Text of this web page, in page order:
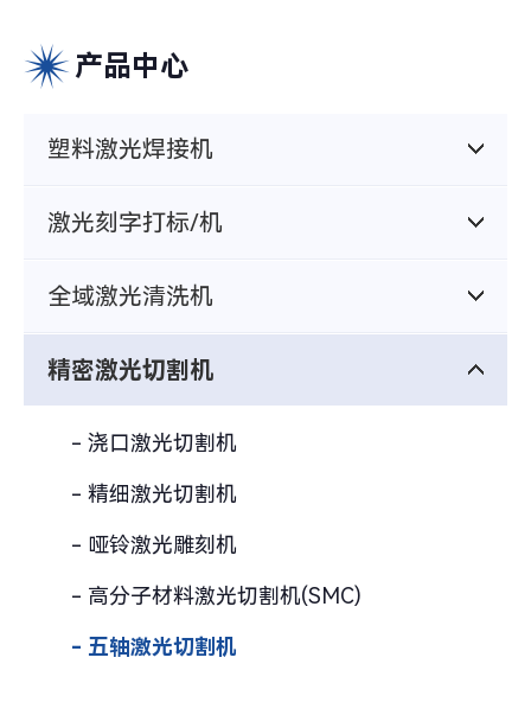
产品中心
塑料激光焊接机
激光刻字打标/机
全域激光清洗机
精密激光切割机
- 浇口激光切割机
- 精细激光切割机
- 哑铃激光雕刻机
- 高分子材料激光切割机(SMC)
- 五轴激光切割机